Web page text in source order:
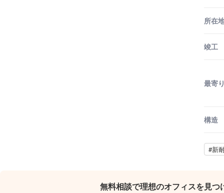
所在
竣工
最寄
構造
#新
無料相談で理想のオフィスを見つ